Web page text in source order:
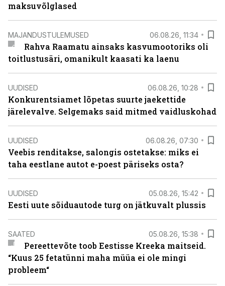
maksuvõlglased
MAJANDUSTULEMUSED 06.08.26, 11:34
Rahva Raamatu ainsaks kasvumootoriks oli
toitlustusäri, omanikult kaasati ka laenu
UUDISED 06.08.26, 10:28
Konkurentsiamet lõpetas suurte jaekettide
järelevalve. Selgemaks said mitmed vaidluskohad
UUDISED 06.08.26, 07:30
Veebis renditakse, salongis ostetakse: miks ei
taha eestlane autot e-poest päriseks osta?
UUDISED 05.08.26, 15:42
Eesti uute sõiduautode turg on jätkuvalt plussis
SAATED 05.08.26, 15:38
Pereettevõte toob Eestisse Kreeka maitseid.
“Kuus 25 fetatünni maha müüa ei ole mingi
probleem“